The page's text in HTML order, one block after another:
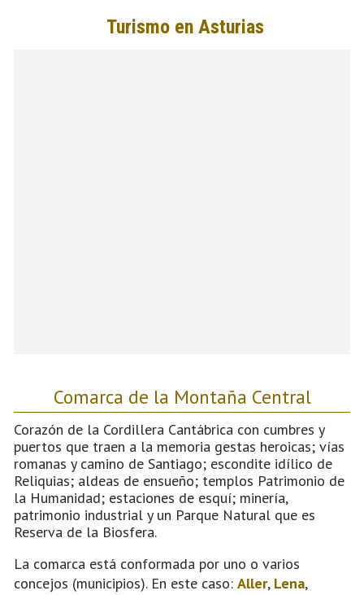
Comarca de la Montaña Central
Corazón de la Cordillera Cantábrica con cumbres y
puertos que traen a la memoria gestas heroicas; vías
romanas y camino de Santiago; escondite idílico de
Reliquias; aldeas de ensueño; templos Patrimonio de
la Humanidad; estaciones de esquí; minería,
patrimonio industrial y un Parque Natural que es
Reserva de la Biosfera.
La comarca está conformada por uno o varios
concejos (municipios). En este caso: Aller, Lena,